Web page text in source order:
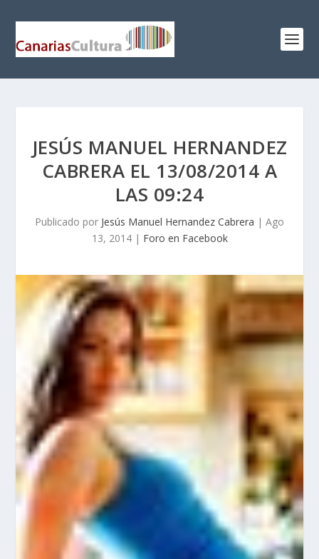
JESÚS MANUEL HERNANDEZ
CABRERA EL 13/08/2014 A
LAS 09:24
Publicado por Jesús Manuel Hernandez Cabrera | Ago
13, 2014| Foro en Facebook